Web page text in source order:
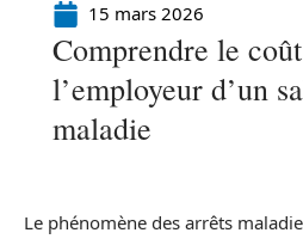
15 mars 2026
Comprendre le
l’employeur d’un
maladie
Le phénomène des arrêts